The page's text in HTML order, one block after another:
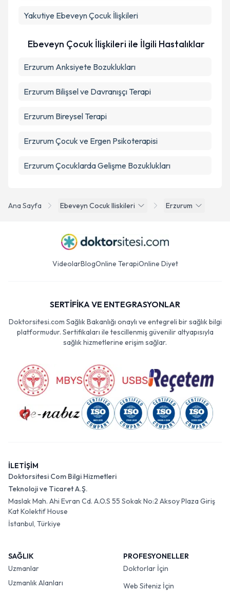
Ana Sayfa Ebeveyn Cocuk Iliskileri Erzurum
Yakutiye Ebeveyn Çocuk İlişkileri
Ebeveyn Çocuk İlişkileri ile İlgili Hastalıklar
Erzurum Anksiyete Bozuklukları
Erzurum Bilişsel ve Davranışçı Terapi
Erzurum Bireysel Terapi
Erzurum Çocuk ve Ergen Psikoterapisi
Erzurum Çocuklarda Gelişme Bozuklukları
VideolarBlogOnline TerapiOnline Diyet
SERTİFİKA VE ENTEGRASYONLAR
Doktorsitesi.com Sağlık Bakanlığı onaylı ve entegreli bir sağlık bilgi
platformudur. Sertifikaları ile tescillenmiş güvenilir altyapısıyla
sağlık hizmetlerine erişim sağlar.
İLETİŞİM
Doktorsitesi Com Bilgi Hizmetleri
Teknoloji ve Ticaret A.Ş.
Maslak Mah. Ahi Evran Cd. A.O.S 55 Sokak No:2 Aksoy Plaza Giriş
Kat Kolektif House
İstanbul, Türkiye
SAĞLIK
Uzmanlar
Uzmanlık Alanları
PROFESYONELLER
Doktorlar İçin
Web Siteniz İçin